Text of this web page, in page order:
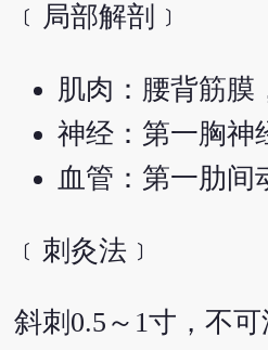
﹝局部解剖﹞
肌肉：腰背筋膜
神经：第一胸神
血管：第一肋间
﹝刺灸法﹞
斜刺0.5～1寸，不